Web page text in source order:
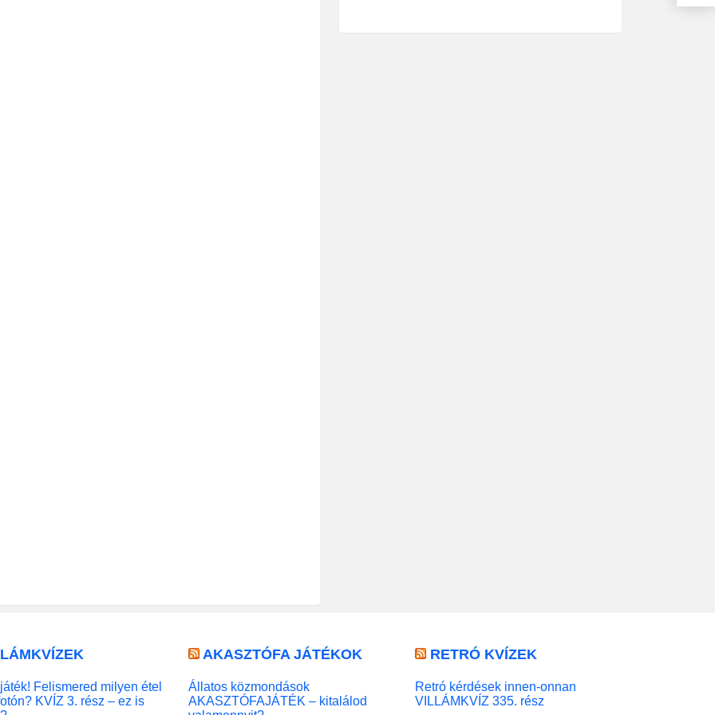
Felismered milyen étel
KVÍZ 3. rész – ez is
AKASZTÓFA JÁTÉKOK
Állatos közmondások
AKASZTÓFAJÁTÉK – kitalálod
RETRÓ KVÍZEK
Retró kérdések innen-onnan
VILLÁMKVÍZ 335. rész